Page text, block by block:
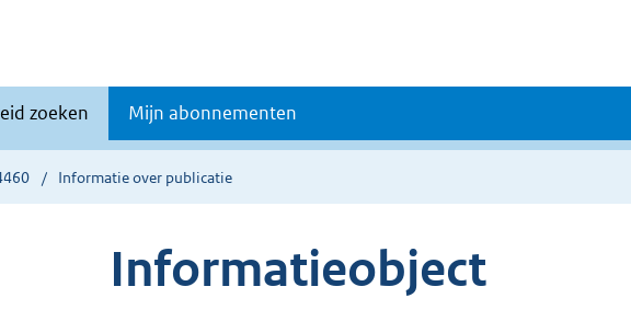
zoeken Mijn abonnementen
Informatie over publicatie
Informatieobject